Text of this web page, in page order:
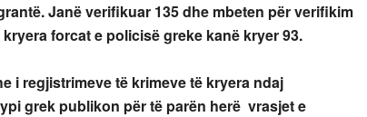
Janë verifikuar 135 dhe mbeten për verifikim
forcat e policisë greke kanë kryer 93.
i regjistrimeve të krimeve të kryera ndaj
grek publikon për të parën herë vrasjet e